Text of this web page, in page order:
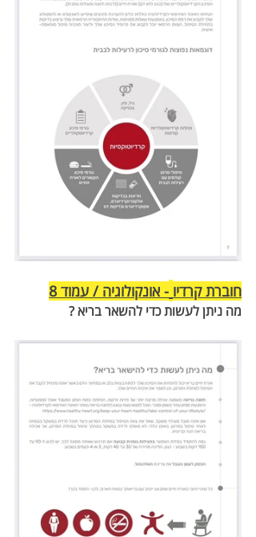
חוברת קרדיו - אונקולוגיה / עמוד 8
מה ניתן לעשות כדי להשאר בריא ?